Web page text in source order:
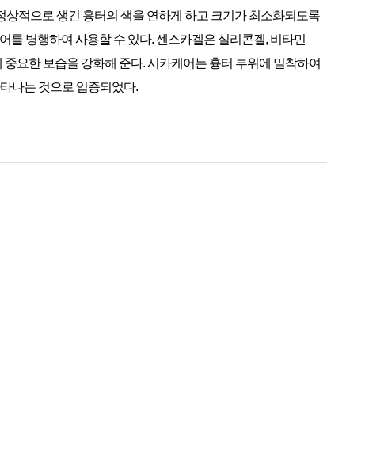
적으로 생긴 흉터의 색을 연하게 하고 크기가 최소화되도록
를 병행하여 사용할 수 있다. 센스카겔은 실리콘겔, 비타민
요한 보습을 강화해 준다. 시카케어는 흉터 부위에 밀착하여
나는 것으로 입증되었다.